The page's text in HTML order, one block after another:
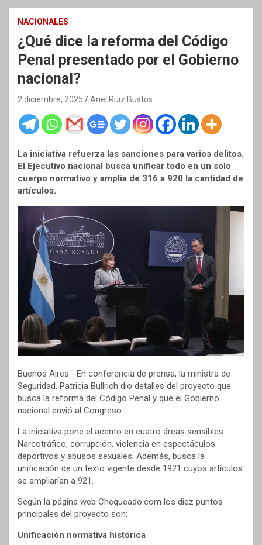
NACIONALES
¿Qué dice la reforma del Código
Penal presentado por el Gobierno
nacional?
2 diciembre, 2025 Ariel Ruiz Bustos
La iniciativa refuerza las sanciones para varios delitos.
El Ejecutivo nacional busca unificar todo en un solo
cuerpo normativo y amplía de 316 a 920 la cantidad de
artículos.
Buenos Aires.- En conferencia de prensa, la ministra de
Seguridad, Patricia Bullrich dio detalles del proyecto que
busca la reforma del Código Penal y que el Gobierno
nacional envió al Congreso.
La iniciativa pone el acento en cuatro áreas sensibles:
Narcotráfico, corrupción, violencia en espectáculos
deportivos y abusos sexuales. Además, busca la
unificación de un texto vigente desde 1921 cuyos artículos
se ampliarían a 921.
Según la página web Chequeado.com los diez puntos
principales del proyecto son:
Unificación normativa histórica